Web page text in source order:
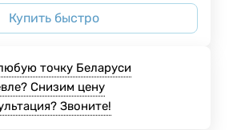
Купить быстро
точку Беларуси
Снизим цену
Звоните!